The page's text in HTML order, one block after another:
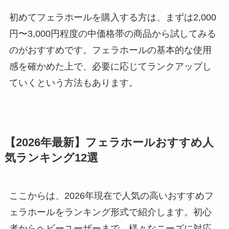
初めてフェラホールを購入する方は、まずは2,000
円〜3,000円程度の中価格帯の商品から試してみる
のがおすすめです。フェラホールの基本的な使用
感を確かめた上で、必要に応じてランクアップし
ていくという方法もあります。
【2026年最新】フェラホールおすすめ人
気ランキング12選
ここからは、2026年現在で人気の高いおすすめフ
ェラホールをランキング形式で紹介します。初心